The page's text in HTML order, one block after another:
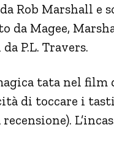
Rob Marshall e
Magee,
P.L. Travers.
tata nel film
di toccare i